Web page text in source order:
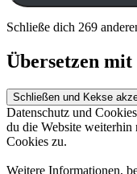
Schließe dich 269
Übersetzen
Datenschutz und
du die Website weiterhin
Cookies zu.
Weitere Informationen,